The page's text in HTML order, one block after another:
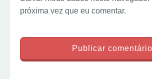
próxima vez que eu comentar.